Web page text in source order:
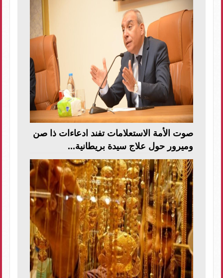
صوت الأمة الاستعلامات تفند ادعاءات ذا صن
وميرور حول علاج سيدة بريطانية...